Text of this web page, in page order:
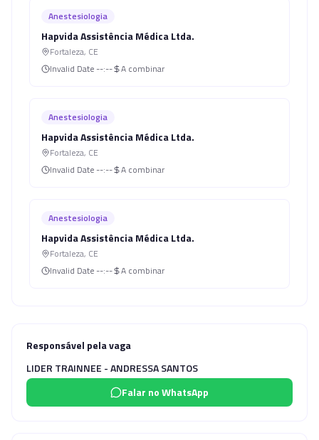
Anestesiologia
Hapvida Assistência Médica Ltda.
Fortaleza, CE
Invalid Date --:-- A combinar
Anestesiologia
Hapvida Assistência Médica Ltda.
Fortaleza, CE
Invalid Date --:-- A combinar
Anestesiologia
Hapvida Assistência Médica Ltda.
Fortaleza, CE
Invalid Date --:-- A combinar
Responsável pela vaga
LIDER TRAINNEE - ANDRESSA SANTOS
Falar no WhatsApp